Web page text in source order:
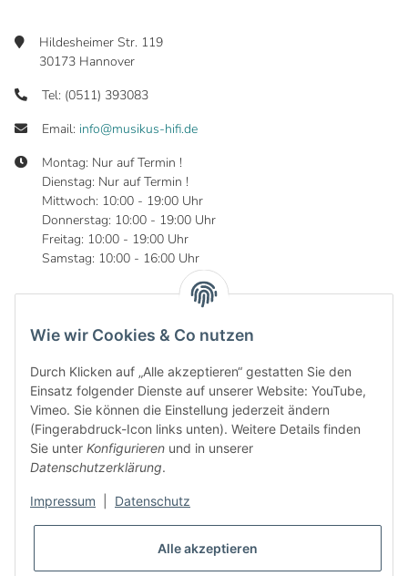
Wie wir Cookies & Co nutzen
Durch Klicken auf „Alle akzeptieren“ gestatten Sie den
Einsatz folgender Dienste auf unserer Website: YouTube,
Vimeo. Sie können die Einstellung jederzeit ändern
(Fingerabdruck-Icon links unten). Weitere Details finden
Sie unter Konfigurieren und in unserer
Datenschutzerklärung.
Impressum Datenschutz
Alle akzeptieren
Hildesheimer Str. 119
30173 Hannover
Tel: (0511) 393083
Email: info@musikus-hifi.de
Montag: Nur auf Termin !
Dienstag: Nur auf Termin !
Mittwoch: 10:00 - 19:00 Uhr
Donnerstag: 10:00 - 19:00 Uhr
Freitag: 10:00 - 19:00 Uhr
Samstag: 10:00 - 16:00 Uhr
Informationen
Gesetzliche Informationen
* Alle Preise inkl. gesetzlicher USt., zzgl.